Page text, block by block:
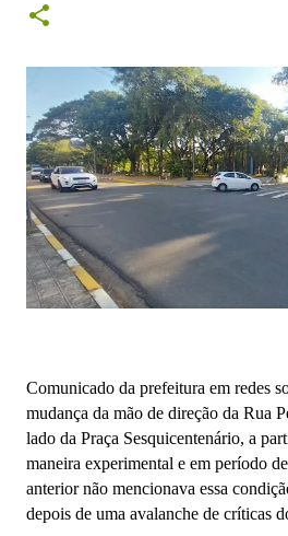
Comunicado da prefeitura em redes
mudança da mão de direção da Rua
lado da Praça Sesquicentenário, a
maneira experimental e em período
anterior não mencionava essa
depois de uma avalanche de críticas